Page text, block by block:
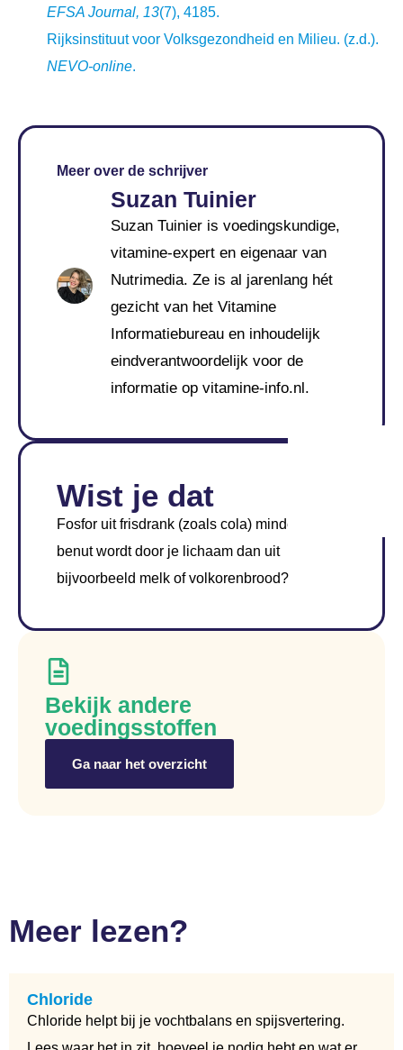
EFSA Journal, 13(7), 4185.
Rijksinstituut voor Volksgezondheid en Milieu. (z.d.).
NEVO-online.
Meer over de schrijver
Suzan Tuinier
Suzan Tuinier is voedingskundige,
vitamine-expert en eigenaar van
Nutrimedia. Ze is al jarenlang hét
gezicht van het Vitamine
Informatiebureau en inhoudelijk
eindverantwoordelijk voor de
informatie op vitamine-info.nl.
Wist je dat
Fosfor uit frisdrank (zoals cola) minder goed
benut wordt door je lichaam dan uit
bijvoorbeeld melk of volkorenbrood?
Bekijk andere
voedingsstoffen
Ga naar het overzicht
Meer lezen?
Chloride
Chloride helpt bij je vochtbalans en spijsvertering.